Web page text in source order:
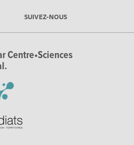
SUIVEZ-NOUS
Centre•Sciences